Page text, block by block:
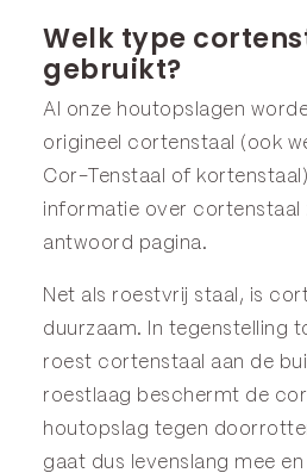
Welk type
gebruikt?
Al onze houtopslagen
origineel cortenstaal (ook
Cor-Tenstaal of
informatie over cortenstaal
antwoord pagina.
Net als roestvrij staal, is
duurzaam. In tegenstelling
roest cortenstaal aan de
roestlaag beschermt de
houtopslag tegen
gaat dus levenslang mee